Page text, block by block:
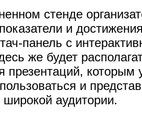
стенде
и
панель с
же будет
презентаций, которым
и
аудитории.